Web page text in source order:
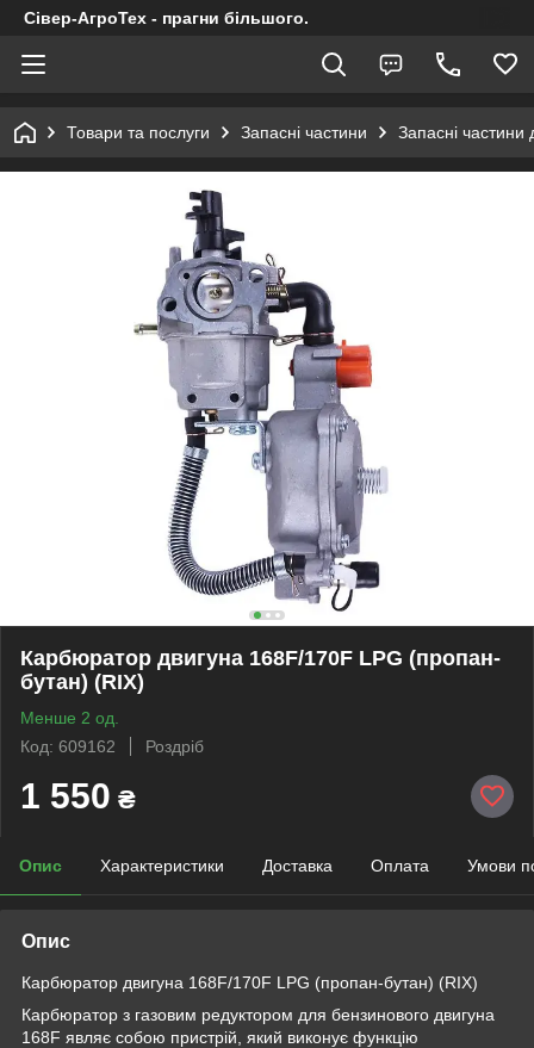
Сівер-АгроТех - прагни більшого.
Товари та послуги Запасні частини Запасні частини
Карбюратор двигуна 168F/170F LPG (пропан-
бутан) (RIX)
Менше 2 од.
Код: 609162
Роздріб
1 550 ₴
Опис Характеристики Доставка Оплата Умови
Опис
Карбюратор двигуна 168F/170F LPG (пропан-бутан) (RIX)
Карбюратор з газовим редуктором для бензинового двигуна
168F являє собою пристрій, який виконує функцію